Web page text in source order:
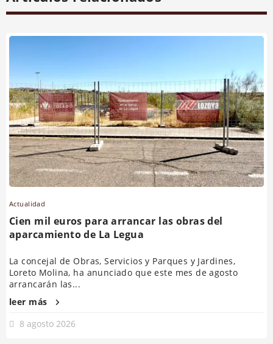
Actualidad
Cien mil euros para arrancar las obras del
aparcamiento de La Legua
La concejal de Obras, Servicios y Parques y Jardines,
Loreto Molina, ha anunciado que este mes de agosto
arrancarán las...
leer más
8 agosto 2026